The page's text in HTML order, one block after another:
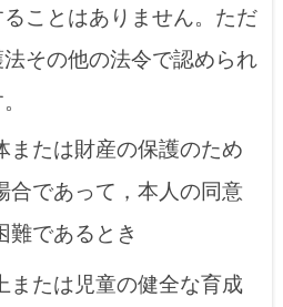
ことはありません。ただ
その他の法令で認められ
または財産の保護のため
合であって，本人の同意
難であるとき
または児童の健全な育成